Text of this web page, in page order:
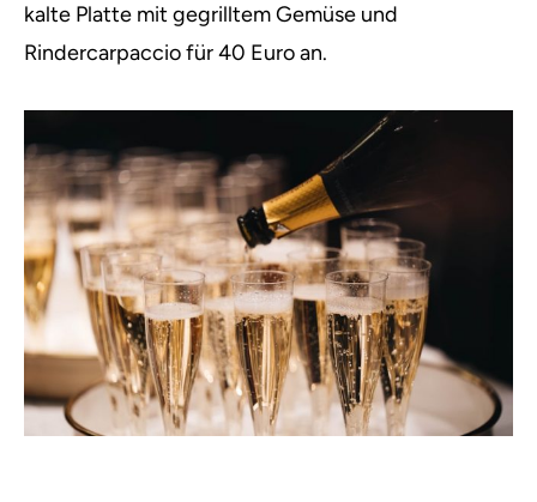
kalte Platte mit gegrilltem Gemüse und
Rindercarpaccio für 40 Euro an.